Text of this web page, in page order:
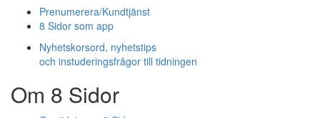
Prenumerera/Kundtjänst
8 Sidor som app
Nyhetskorsord, nyhetstips
och instuderingsfrågor till tidningen
Om 8 Sidor